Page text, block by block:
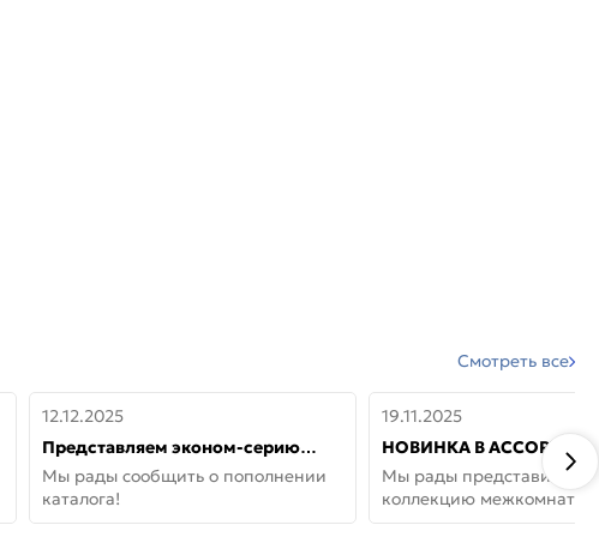
Смотреть все
12.12.2025
Представляем эконом-серию
дверей от бренда Portika, где цена
не значит «просто»
Мы рады сообщить о пополнении
каталога!
19.11.2025
НОВИНКА В
ДВЕРИ GLOSSMAT —
НЕОКЛАССИКА И УЮТ
Мы рады представить
коллекцию
GlossMat